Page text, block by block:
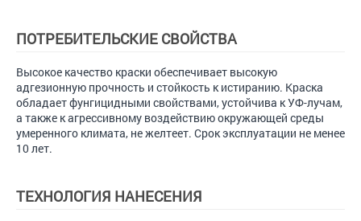
ПОТРЕБИТЕЛЬСКИЕ СВОЙСТВА
Высокое качество краски обеспечивает высокую
адгезионную прочность и стойкость к истиранию. Краска
обладает фунгицидными свойствами, устойчива к УФ-лучам,
а также к агрессивному воздействию окружающей среды
умеренного климата, не желтеет. Срок эксплуатации не менее
10 лет.
ТЕХНОЛОГИЯ НАНЕСЕНИЯ